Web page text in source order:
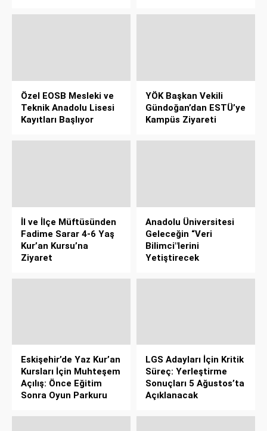
Özel EOSB Mesleki ve
Teknik Anadolu Lisesi
Kayıtları Başlıyor
YÖK Başkan Vekili
Gündoğan’dan ESTÜ’ye
Kampüs Ziyareti
İl ve İlçe Müftüsünden
Fadime Sarar 4-6 Yaş
Kur’an Kursu’na
Ziyaret
Anadolu Üniversitesi
Geleceğin “Veri
Bilimci"lerini
Yetiştirecek
Eskişehir’de Yaz Kur’an
Kursları İçin Muhteşem
Açılış: Önce Eğitim
Sonra Oyun Parkuru
LGS Adayları İçin Kritik
Süreç: Yerleştirme
Sonuçları 5 Ağustos’ta
Açıklanacak